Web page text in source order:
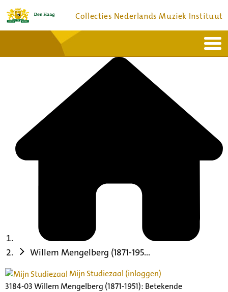
Collecties Nederlands Muziek Instituut
Bronnen en collecties
Willem Mengelberg (1871-195...
Mijn Studiezaal (inloggen)
3184-03 Willem Mengelberg (1871-1951): Betekende